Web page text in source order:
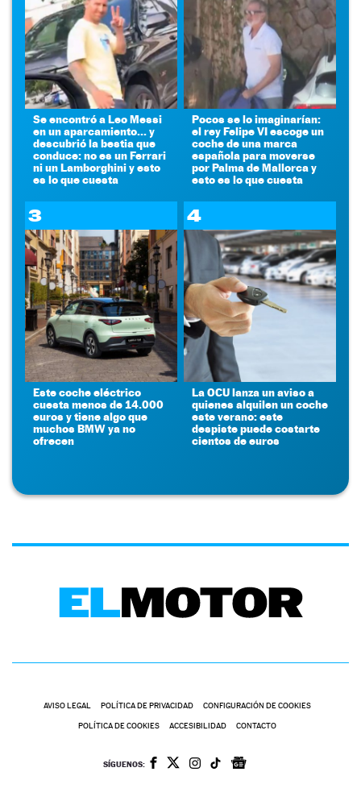
Se encontró a Leo Messi
en un aparcamiento... y
descubrió la bestia que
conduce: no es un Ferrari
ni un Lamborghini y esto
es lo que cuesta
Pocos se lo imaginarían:
el rey Felipe VI escoge un
coche de una marca
española para moverse
por Palma de Mallorca y
esto es lo que cuesta
3
Este coche eléctrico
cuesta menos de 14.000
euros y tiene algo que
muchos BMW ya no
ofrecen
4
La OCU lanza un aviso a
quienes alquilen un coche
este verano: este
despiste puede costarte
cientos de euros
AVISO LEGAL POLÍTICA DE PRIVACIDAD CONFIGURACIÓN DE COOKIES
POLÍTICA DE COOKIES ACCESIBILIDAD CONTACTO
SÍGUENOS: